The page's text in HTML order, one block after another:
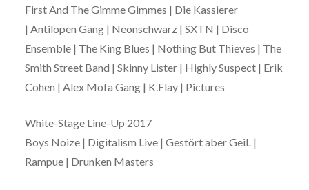
First And The Gimme Gimmes | Die Kassierer
| Antilopen Gang | Neonschwarz | SXTN | Disco
Ensemble | The King Blues | Nothing But Thieves | The
Smith Street Band | Skinny Lister | Highly Suspect | Erik
Cohen | Alex Mofa Gang | K.Flay | Pictures
White-Stage Line-Up 2017
Boys Noize | Digitalism Live | Gestört aber GeiL |
Rampue | Drunken Masters